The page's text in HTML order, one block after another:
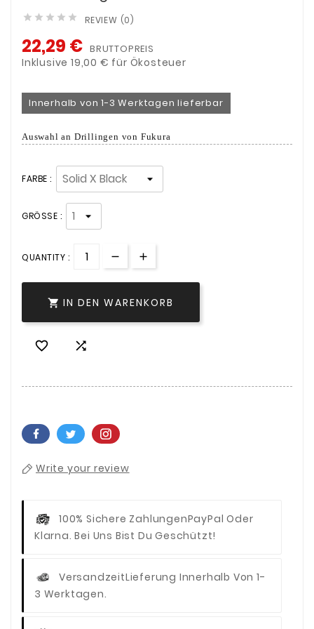
     REVIEW (0)
22,29 € BRUTTOPREIS
Inklusive 19,00 € für Ökosteuer
Innerhalb von 1-3 Werktagen lieferbar
Auswahl an Drillingen von Fukura
FARBE :
GRÖSSE :
QUANTITY :
 IN DEN WARENKORB
 
Write your review
100% Sichere ZahlungenPayPal Oder
Klarna. Bei Uns Bist Du Geschützt!
VersandzeitLieferung Innerhalb Von 1-
3 Werktagen.